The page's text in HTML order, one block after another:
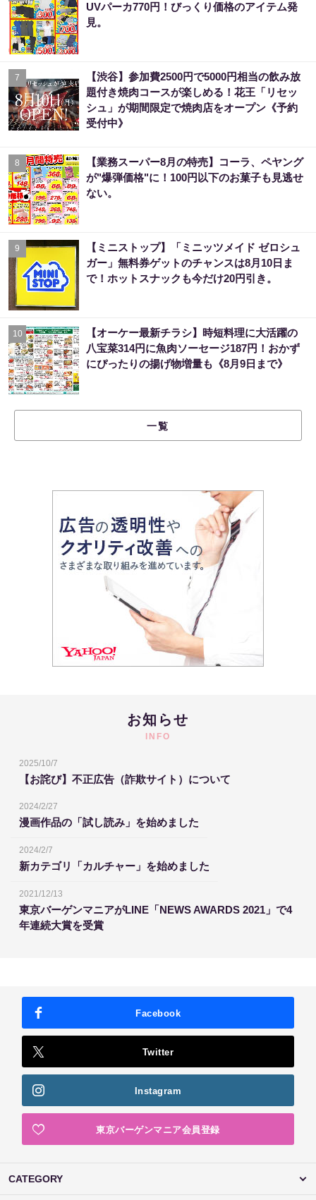
UVパーカ770円！びっくり価格のアイテム発
見。
7
【渋谷】参加費2500円で5000円相当の飲み放
題付き焼肉コースが楽しめる！花王「リセッ
シュ」が期間限定で焼肉店をオープン《予約
受付中》
8
【業務スーパー8月の特売】コーラ、ペヤング
が"爆弾価格"に！100円以下のお菓子も見逃せ
ない。
9
【ミニストップ】「ミニッツメイド ゼロシュ
ガー」無料券ゲットのチャンスは8月10日ま
で！ホットスナックも今だけ20円引き。
10
【オーケー最新チラシ】時短料理に大活躍の
八宝菜314円に魚肉ソーセージ187円！おかず
にぴったりの揚げ物増量も《8月9日まで》
一覧
お知らせ
INFO
2025/10/7
【お詫び】不正広告（詐欺サイト）について
2024/2/27
漫画作品の「試し読み」を始めました
2024/2/7
新カテゴリ「カルチャー」を始めました
2021/12/13
東京バーゲンマニアがLINE「NEWS AWARDS 2021」で4
年連続大賞を受賞
Facebook
Twitter
Instagram
東京バーゲンマニア会員登録
CATEGORY